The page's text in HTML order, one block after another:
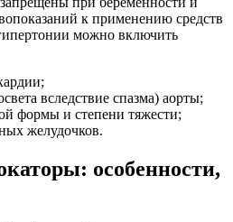
к применению средств
можно включить
вследствие спазма) аорты;
формы и степени тяжести;
желудочков.
особенности,